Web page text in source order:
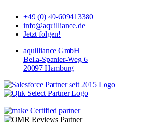
+49 (0) 40-609413380
info@aquilliance.de
Jetzt folgen!
aquilliance GmbH
Bella-Spanier-Weg 6
20097 Hamburg